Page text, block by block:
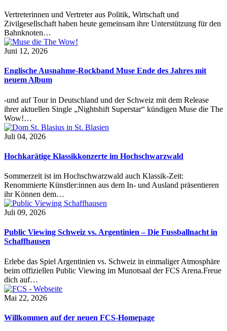
Vertreterinnen und Vertreter aus Politik, Wirtschaft und
Zivilgesellschaft haben heute gemeinsam ihre Unterstützung für den
Bahnknoten…
Juni 12, 2026
Englische Ausnahme-Rockband Muse Ende des Jahres mit
neuem Album
-und auf Tour in Deutschland und der Schweiz mit dem Release
ihrer aktuellen Single „Nightshift Superstar“ kündigen Muse die The
Wow!…
Juli 04, 2026
Hochkarätige Klassikkonzerte im Hochschwarzwald
Sommerzeit ist im Hochschwarzwald auch Klassik-Zeit:
Renommierte Künstler:innen aus dem In- und Ausland präsentieren
ihr Können dem…
Juli 09, 2026
Public Viewing Schweiz vs. Argentinien – Die Fussballnacht in
Schaffhausen
Erlebe das Spiel Argentinien vs. Schweiz in einmaliger Atmosphäre
beim offiziellen Public Viewing im Munotsaal der FCS Arena.Freue
dich auf…
Mai 22, 2026
Willkommen auf der neuen FCS-Homepage